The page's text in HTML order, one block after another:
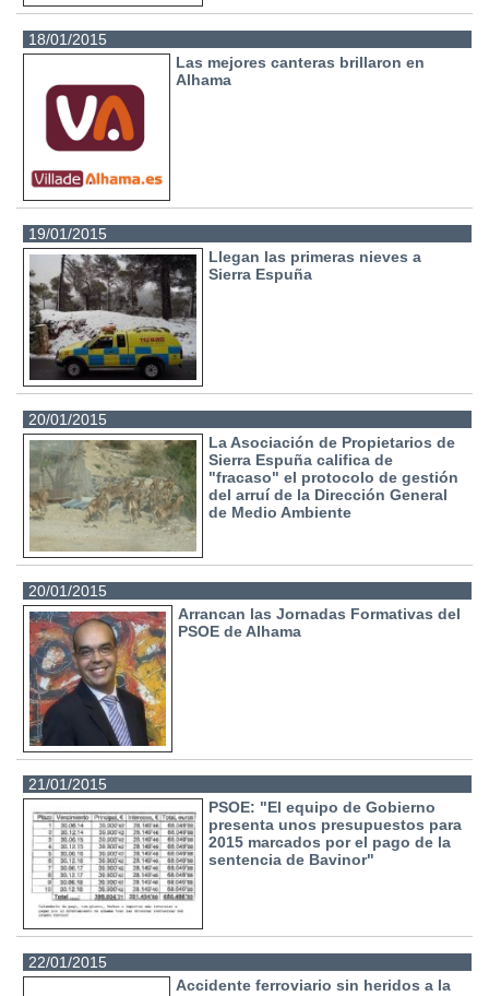
18/01/2015
Las mejores canteras brillaron en
Alhama
19/01/2015
Llegan las primeras nieves a
Sierra Espuña
20/01/2015
La Asociación de Propietarios de
Sierra Espuña califica de
"fracaso" el protocolo de gestión
del arruí de la Dirección General
de Medio Ambiente
20/01/2015
Arrancan las Jornadas Formativas del
PSOE de Alhama
21/01/2015
PSOE: "El equipo de Gobierno
presenta unos presupuestos para
2015 marcados por el pago de la
sentencia de Bavinor"
22/01/2015
Accidente ferroviario sin heridos a la